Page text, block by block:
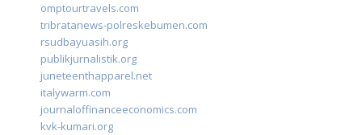
omptourtravels.com
tribratanews-polreskebumen.com
rsudbayuasih.org
publikjurnalistik.org
juneteenthapparel.net
italywarm.com
journaloffinanceeconomics.com
kvk-kumari.org